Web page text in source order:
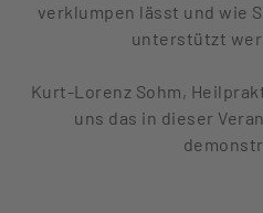
verklumpen lässt und wie
unterstützt
Kurt-Lorenz Sohm,
uns das in dieser